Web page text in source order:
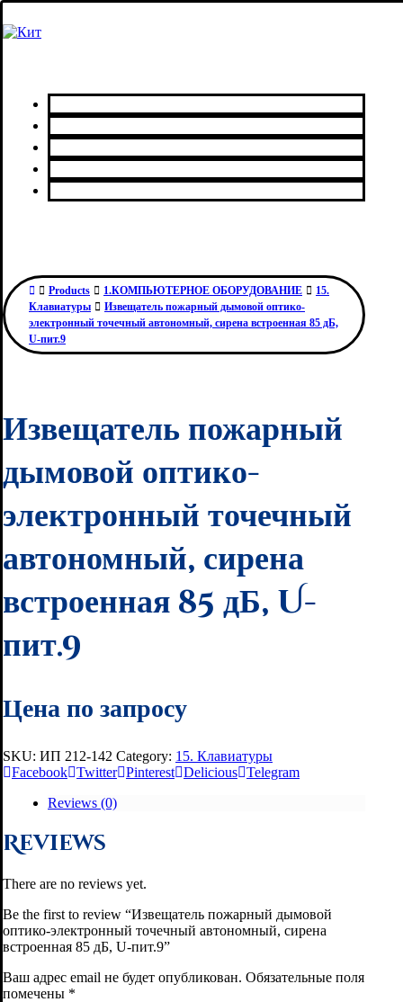
Products 1.КОМПЬЮТЕРНОЕ ОБОРУДОВАНИЕ
15.
Клавиатуры
Извещатель пожарный дымовой оптико-
электронный точечный автономный, сирена встроенная 85 дБ,
U-пит.9
Извещатель пожарный
дымовой оптико-
электронный точечный
автономный, сирена
встроенная 85 дБ, U-
пит.9
Цена по запросу
SKU: ИП 212-142 Category: 15. Клавиатуры
Facebook Twitter Pinterest Delicious Telegram
Reviews (0)
Reviews
There are no reviews yet.
Be the first to review “Извещатель пожарный дымовой
оптико-электронный точечный автономный, сирена
встроенная 85 дБ, U-пит.9”
Ваш адрес email не будет опубликован. Обязательные поля
помечены *